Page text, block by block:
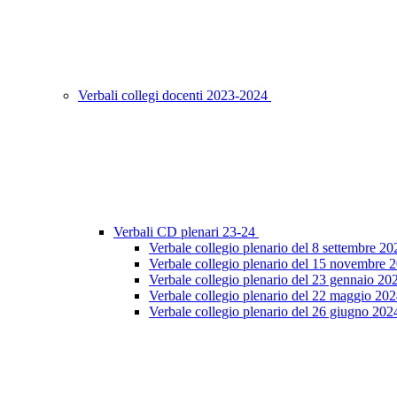
Verbali collegi docenti 2023-2024
Verbali CD plenari 23-24
Verbale collegio plenario del 8 settembre
Verbale collegio plenario del 15 novembre
Verbale collegio plenario del 23 gennaio
Verbale collegio plenario del 22 maggio
Verbale collegio plenario del 26 giugno